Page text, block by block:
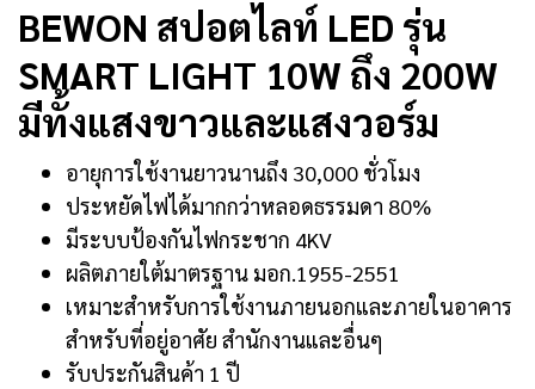
BEWON สปอตไลท์ LED รุ่น
SMART LIGHT 10W ถึง 200W
มีทั้งแสงขาวและแสงวอร์ม
อายุการใช้งานยาวนานถึง 30,000 ชั่วโมง
ประหยัดไฟได้มากกว่าหลอดธรรมดา 80%
มีระบบป้องกันไฟกระชาก 4KV
ผลิตภายใต้มาตรฐาน มอก.1955-2551
เหมาะสำหรับการใช้งานภายนอกและภายในอาคาร
สำหรับที่อยู่อาศัย สำนักงานและอื่นๆ
รับประกันสินค้า 1 ปี